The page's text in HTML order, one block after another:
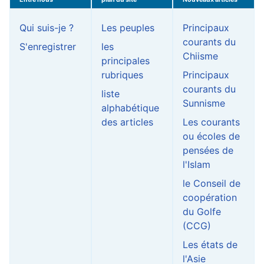
Qui suis-je ?
S'enregistrer
Les peuples
les
principales
rubriques
liste
alphabétique
des articles
Principaux
courants du
Chiisme
Principaux
courants du
Sunnisme
Les courants
ou écoles de
pensées de
l'Islam
le Conseil de
coopération
du Golfe
(CCG)
Les états de
l'Asie